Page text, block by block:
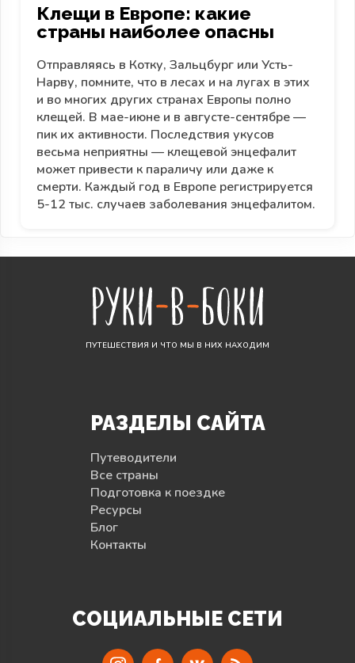
Клещи в Европе: какие
страны наиболее опасны
Отправляясь в Котку, Зальцбург или Усть-
Нарву, помните, что в лесах и на лугах в этих
и во многих других странах Европы полно
клещей. В мае-июне и в августе-сентябре —
пик их активности. Последствия укусов
весьма неприятны — клещевой энцефалит
может привести к параличу или даже к
смерти. Каждый год в Европе регистрируется
5-12 тыс. случаев заболевания энцефалитом.
ПУТЕШЕСТВИЯ И ЧТО МЫ В НИХ НАХОДИМ
РАЗДЕЛЫ САЙТА
Путеводители
Все страны
Подготовка к поездке
Ресурсы
Блог
Контакты
СОЦИАЛЬНЫЕ СЕТИ